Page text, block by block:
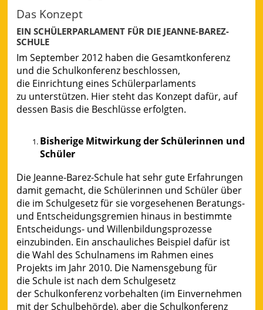
Das Konzept
EIN SCHÜLERPARLAMENT FÜR DIE JEANNE-BAREZ-
SCHULE
Im September 2012 haben die Gesamtkonferenz
und die Schulkonferenz beschlossen,
die Einrichtung eines Schülerparlaments
zu unterstützen. Hier steht das Konzept dafür, auf
dessen Basis die Beschlüsse erfolgten.
Bisherige Mitwirkung der Schülerinnen und
Schüler
Die Jeanne-Barez-Schule hat sehr gute Erfahrungen
damit gemacht, die Schülerinnen und Schüler über
die im Schulgesetz für sie vorgesehenen Beratungs-
und Entscheidungsgremien hinaus in bestimmte
Entscheidungs- und Willenbildungsprozesse
einzubinden. Ein anschauliches Beispiel dafür ist
die Wahl des Schulnamens im Rahmen eines
Projekts im Jahr 2010. Die Namensgebung für
die Schule ist nach dem Schulgesetz
der Schulkonferenz vorbehalten (im Einvernehmen
mit der Schulbehörde), aber die Schulkonferenz